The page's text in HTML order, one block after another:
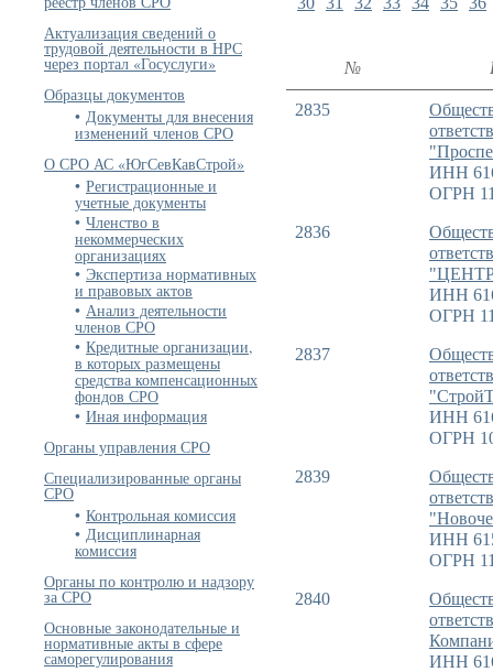
Актуализация сведений о
трудовой деятельности в НРС
через портал «Госуслуги»
Образцы документов
Документы для внесения
изменений членов СРО
О СРО АС «ЮгСевКавСтрой»
Регистрационные и
учетные документы
Членство в
некоммерческих
организациях
Экспертиза нормативных
и правовых актов
Анализ деятельности
членов СРО
Кредитные организации,
в которых размещены
средства компенсационных
фондов СРО
Иная информация
Органы управления СРО
Специализированные органы
СРО
Контрольная комиссия
Дисциплинарная
комиссия
Органы по контролю и надзору
за СРО
Основные законодательные и
нормативные акты в сфере
саморегулирования
№
2835
ИНН
ОГРН
2836
ИНН
ОГРН
2837
ИНН
ОГРН
2839
ИНН
ОГРН
2840
ИНН